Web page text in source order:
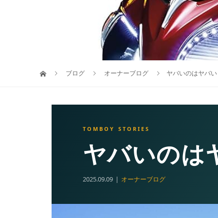
ブログ オーナーブログ ヤバいのはヤバい
ヤバいのは
2025.09.09 オーナーブログ